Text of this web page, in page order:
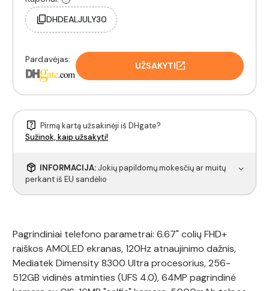
DHDEALJULY30
Pardavėjas:
UŽSAKYTI
Pirmą kartą užsakinėji iš DHgate?
Sužinok, kaip užsakyti!
INFORMACIJA: Jokių papildomų mokesčių ar muitų
perkant iš EU sandėlio
Pagrindiniai telefono parametrai: 6.67" colių FHD+
raiškos AMOLED ekranas, 120Hz atnaujinimo dažnis,
Mediatek Dimensity 8300 Ultra procesorius, 256-
512GB vidinės atminties (UFS 4.0), 64MP pagrindinė